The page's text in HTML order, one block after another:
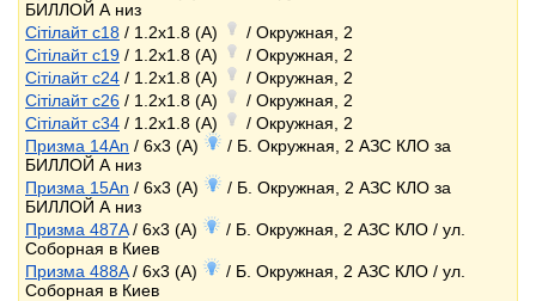
БИЛЛОЙ А низ
Сітілайт c18 / 1.2x1.8 (A)
/ Окружная, 2
Сітілайт c19 / 1.2x1.8 (A)
/ Окружная, 2
Сітілайт c24 / 1.2x1.8 (A)
/ Окружная, 2
Сітілайт c26 / 1.2x1.8 (A)
/ Окружная, 2
Сітілайт c34 / 1.2x1.8 (A)
/ Окружная, 2
Призма 14An / 6x3 (A)
/ Б. Окружная, 2 АЗС КЛО за
БИЛЛОЙ А низ
Призма 15An / 6x3 (A)
/ Б. Окружная, 2 АЗС КЛО за
БИЛЛОЙ А низ
Призма 487A/ 6x3 (A)
/ Б. Окружная, 2 АЗС КЛО / ул.
Соборная в Киев
Призма 488A/ 6x3 (A)
/ Б. Окружная, 2 АЗС КЛО / ул.
Соборная в Киев